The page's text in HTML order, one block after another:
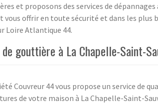
et proposons des services de
vous offrir en toute sécurité et dans les
Loire Atlantique 44.
de gouttière à La Chapelle-Saint-
Couvreur 44 vous propose un service de
de votre maison à La Chapelle-Saint-